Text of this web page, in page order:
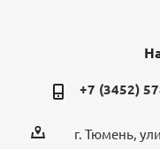
+7 (3452)
г. Тюмень,